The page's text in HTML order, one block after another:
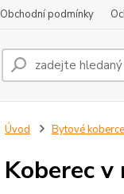
Obchodní podmínky
Úvod Bytové
Koberec